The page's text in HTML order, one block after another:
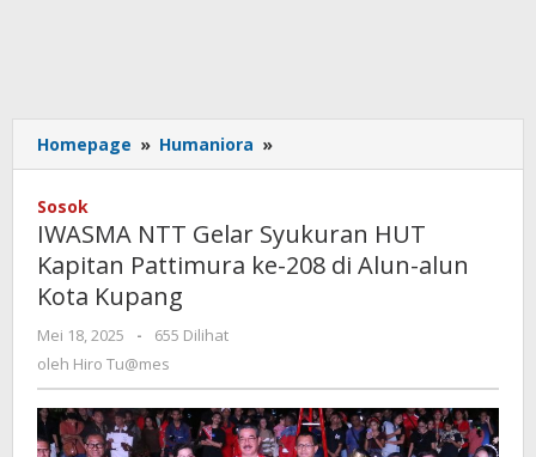
Homepage » Humaniora »
NTT
HUT
Kapitan
Alun-
alun
Kota
Sosok
IWASMA NTT Gelar Syukuran HUT
Kapitan Pattimura ke-208 di Alun-alun
Kota Kupang
Mei 18, 2025
oleh
Hiro
-
655 Dilihat
oleh Hiro Tu@mes